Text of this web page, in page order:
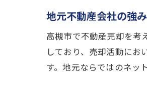
地元不動産会社の強
高槻市で不動産売却を考
しており、売却活動にお
す。地元ならではのネッ